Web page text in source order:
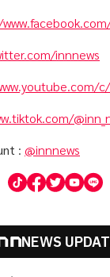
innnews
c/
: @innnews
NEWS